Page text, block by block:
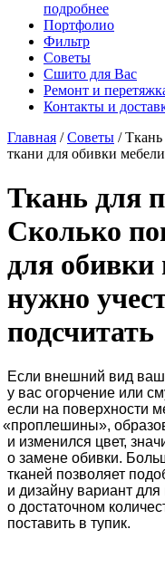
подробнее
Портфолио
Фильтр
Советы
Сшито для Вас
Ремонт и
Контакты и
Главная / Советы / Ткань
ткани для обивки
Ткань для
Сколько
для обивки
нужно
подсчитать
Если внешний вид
у вас огорчение или
если на поверхности
«проплешины»,
и изменился цвет,
о замене обивки.
тканей позволяет
и дизайну вариант
о достаточном
поставить в тупик.